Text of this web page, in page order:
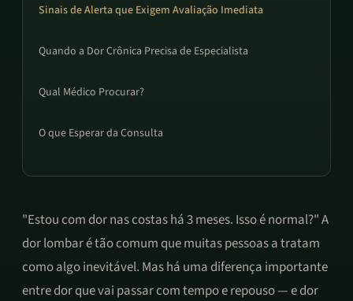
Sinais de Alerta que Exigem Avaliação Imediata
Quando a Dor Crônica Precisa de Especialista
Qual Médico Procurar?
O que Esperar da Consulta
"Estou com dor nas costas há 3 meses. Isso é normal?" A
dor lombar é tão comum que muitas pessoas a tratam
como algo inevitável. Mas há uma diferença importante
entre dor que vai passar com tempo e repouso — e dor